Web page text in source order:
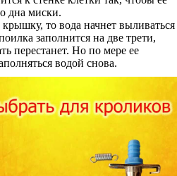
дна миски.
то вода начнет выливаться
заполнится на две трети,
перестанет. Но по мере ее
водой снова.